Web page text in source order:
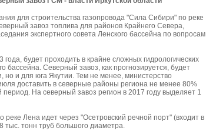
для строительства газопровода "Сила Сибири" по реке
завоз топлива для районов Крайнего Севера,
экспертного совета Ленского бассейна по вопросам
будет проходить в крайне сложных гидрологических
бассейна. Северный завоз, как прогнозируется, будет
но и для юга Якутии. Тем не менее, министерство
доставить в северные районы региона не менее 80%
На северный завоз регион в 2017 году выделяет 1
Лена идет через "Осетровский речной порт" (входит в
тыс. тонн труб большого диаметра.